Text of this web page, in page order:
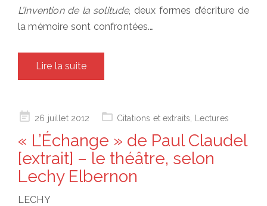
L’Invention de la solitude, deux formes d’écriture de
la mémoire sont confrontées.…
Lire la suite
Posted26 juillet 2012 Citations et extraits Lectures
« L’Échange » de Paul Claudel
[extrait] – le théâtre, selon
Lechy Elbernon
LECHY